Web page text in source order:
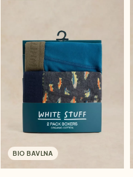
BIO BAVLNA